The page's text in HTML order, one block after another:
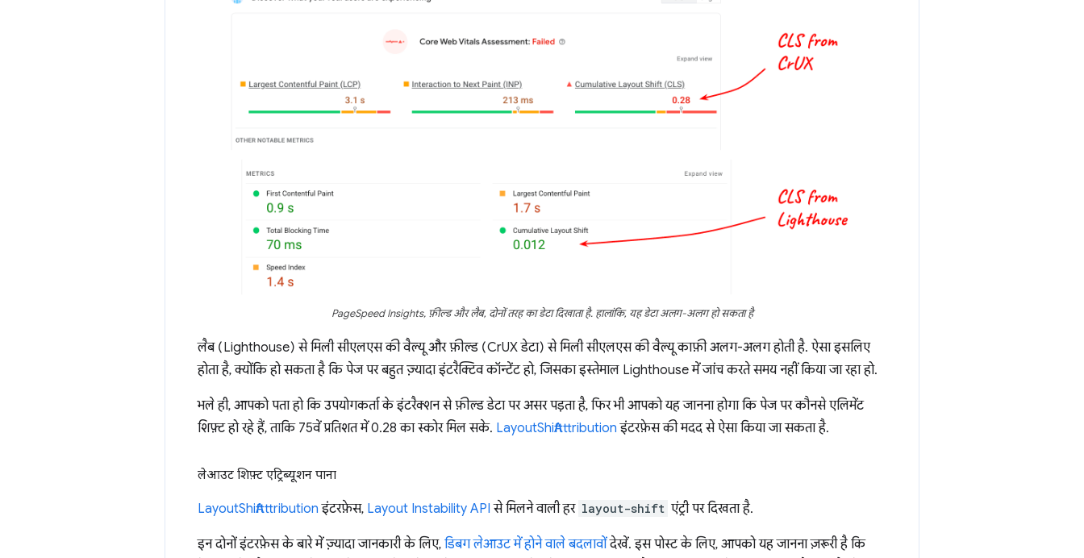
PageSpeed Insights, फ़ील्ड और लैब, दोनों तरह का डेटा दिखाता है. हालांकि, यह डेटा अलग-अलग हो सकता है
लैब (Lighthouse) से मिली सीएलएस की वैल्यू और फ़ील्ड (CrUX डेटा) से मिली सीएलएस की वैल्यू काफ़ी अलग-अलग होती है. ऐसा इसलिए
होता है, क्योंकि हो सकता है कि पेज पर बहुत ज़्यादा इंटरैक्टिव कॉन्टेंट हो, जिसका इस्तेमाल Lighthouse में जांच करते समय नहीं किया जा रहा हो.
भले ही, आपको पता हो कि उपयोगकर्ता के इंटरैक्शन से फ़ील्ड डेटा पर असर पड़ता है, फिर भी आपको यह जानना होगा कि पेज पर कौनसे एलिमेंट
शिफ़्ट हो रहे हैं, ताकि 75वें प्रतिशत में 0.28 का स्कोर मिल सके. LayoutShiftAttribution इंटरफ़ेस की मदद से ऐसा किया जा सकता है.
लेआउट शिफ़्ट एट्रिब्यूशन पाना
LayoutShiftAttribution इंटरफ़ेस, Layout Instability API से मिलने वाली हर layout-shift एंट्री पर दिखता है.
इन दोनों इंटरफ़ेस के बारे में ज़्यादा जानकारी के लिए, डिबग लेआउट में होने वाले बदलावोंदेखें. इस पोस्ट के लिए, आपको यह जानना ज़रूरी है कि